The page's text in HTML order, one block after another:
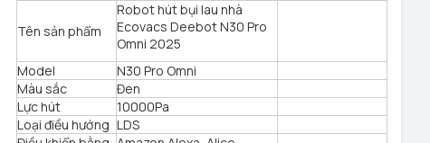
Tên sản phẩm
Robot hút bụi lau nhà
Ecovacs Deebot N30 Pro
Omni 2025
Model
N30 Pro Omni
Màu sắc
Đen
Lực hút
10000Pa
Loại điều hướng LDS